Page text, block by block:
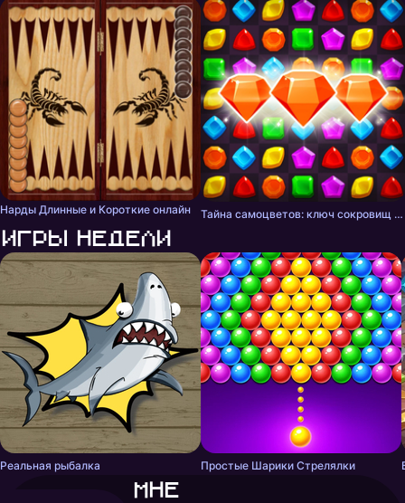
Нарды Длинные и Короткие онлайн Тайна самоцветов: ключ сокровищ - три в ряд
Игры недели
Реальная рыбалка Простые Шарики Стрелялки
Мне